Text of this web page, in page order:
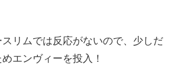
リムでは反応がないので、少しだ
エンヴィーを投入！